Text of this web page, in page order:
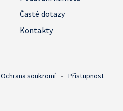
Časté dotazy
Kontakty
Ochrana soukromí • Přístupnost